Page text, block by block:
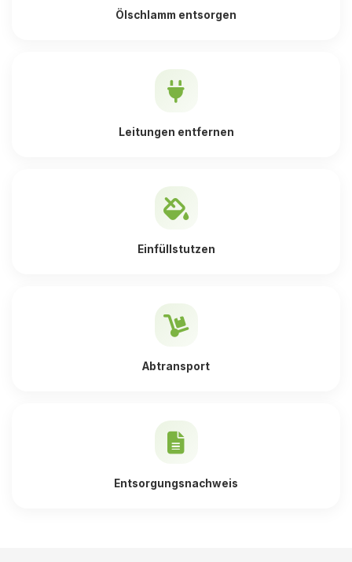
Ölschlamm entsorgen
Leitungen entfernen
Einfüllstutzen
Abtransport
Entsorgungsnachweis